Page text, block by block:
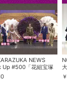
基本情報、本人連絡
ジットカード情報の
NEWS
Up #500「花組宝塚
場公演『雪華抄』『金
砂漠』突撃レポート」
￥